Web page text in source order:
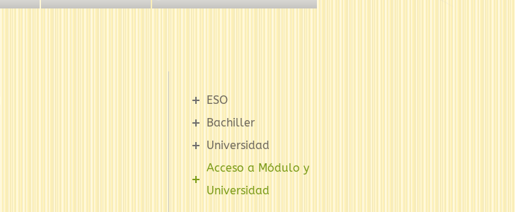
ESO
Bachiller
Universidad
Acceso a Módulo y
Universidad